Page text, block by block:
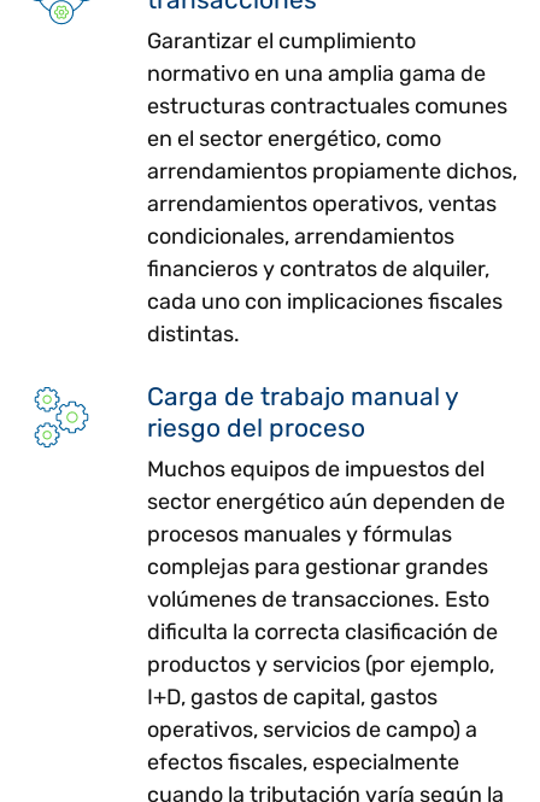
Garantizar el cumplimiento
normativo en una amplia gama de
estructuras contractuales comunes
en el sector energético, como
arrendamientos propiamente dichos,
arrendamientos operativos, ventas
condicionales, arrendamientos
financieros y contratos de alquiler,
cada uno con implicaciones fiscales
distintas.
Carga de trabajo manual y
riesgo del proceso
Muchos equipos de impuestos del
sector energético aún dependen de
procesos manuales y fórmulas
complejas para gestionar grandes
volúmenes de transacciones. Esto
dificulta la correcta clasificación de
productos y servicios (por ejemplo,
I+D, gastos de capital, gastos
operativos, servicios de campo) a
efectos fiscales, especialmente
cuando la tributación varía según la